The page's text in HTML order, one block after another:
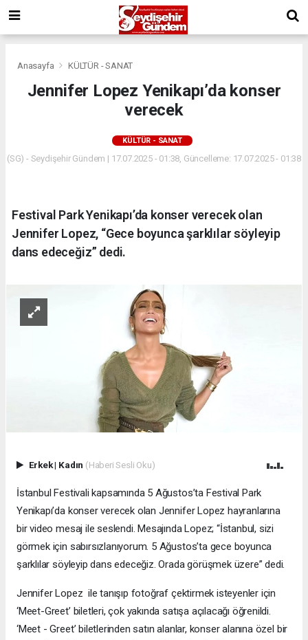
Anasayfa KÜLTÜR - SANAT
Jennifer Lopez Yenikapı’da konser
verecek
KÜLTÜR - SANAT
(SG) - Seydişehir Gündem | 17.07.2025 - 01:38, Güncelleme: 17.07.2025 - 01:38
Festival Park Yenikapı’da konser verecek olan
Jennifer Lopez, “Gece boyunca şarklılar söyleyip
dans edeceğiz” dedi.
Erkek| Kadın (Haberi Sesli Oku)
İstanbul Festivali kapsamında 5 Ağustos’ta Festival Park
Yenikapı’da konser verecek olan Jennifer Lopez hayranlarına
bir video mesaj ile seslendi. Mesajında Lopez; “İstanbul, sizi
görmek için sabırsızlanıyorum. 5 Ağustos’ta gece boyunca
şarklılar söyleyip dans edeceğiz. Orada görüşmek üzere” dedi.
Jennifer Lopez ile tanışıp fotoğraf çektirmek isteyenler için
‘Meet-Greet’ biletleri, çok yakında satışa açılacağı öğrenildi.
‘Meet - Greet’ biletlerinden satın alanlar, konser alanına özel bir